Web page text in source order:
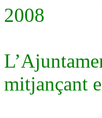
2008
mitjançant